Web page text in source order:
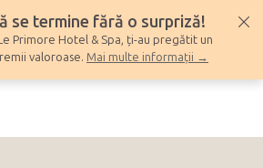
se termine fără o surpriză!
Primore Hotel & Spa, ți-au pregătit un
valoroase. Mai multe informații →